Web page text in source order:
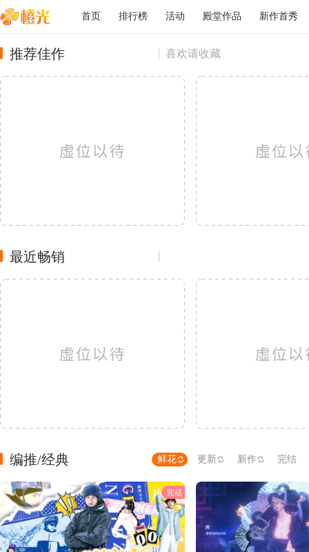
首页 排行榜 活动 殿堂作品 新作首秀
推荐佳作 喜欢请收藏
最近畅销
编推/经典 鲜花 更新 新作 完结